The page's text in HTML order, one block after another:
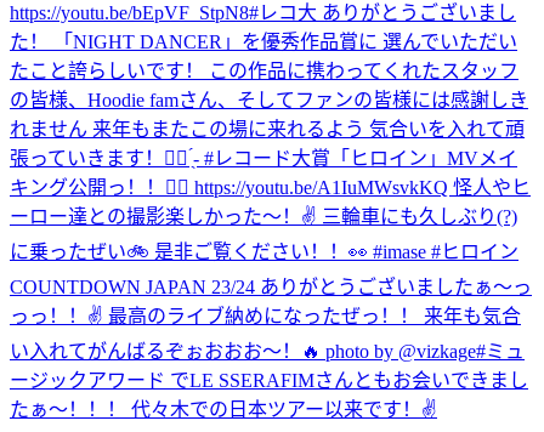
https://youtu.be/bEpVF_StpN8#レコ大 ありがとうございまし
た！ 「NIGHT DANCER」を優秀作品賞に 選んでいただい
たこと誇らしいです！ この作品に携わってくれたスタッフ
の皆様、Hoodie famさん、そしてファンの皆様には感謝しき
れません 来年もまたこの場に来れるよう 気合いを入れて頑
張っていきます！✊🏻 ̖́- #レコード大賞 「ヒロイン」MVメイ
キング公開っ！！🦸‍♀️ https://youtu.be/A1IuMWsvkKQ 怪人やヒ
ーロー達との撮影楽しかった〜！✌️ 三輪車にも久しぶり(?)
に乗ったぜい🚲 是非ご覧ください！！👀 #imase #ヒロイン
COUNTDOWN JAPAN 23/24 ありがとうございましたぁ〜っ
っっ！！✌️ 最高のライブ納めになったぜっ！！ 来年も気合
い入れてがんばるぞぉおおお〜！🔥 photo by @vizkage#ミュ
ージックアワード でLE SSERAFIMさんともお会いできまし
たぁ〜！！！ 代々木での日本ツアー以来です！✌️